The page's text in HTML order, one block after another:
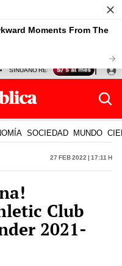
SINUANO RESULTADOS HOY
SOCIEDAD MUNDO
27 Feb 2022 | 17:11 h
Club
2021-